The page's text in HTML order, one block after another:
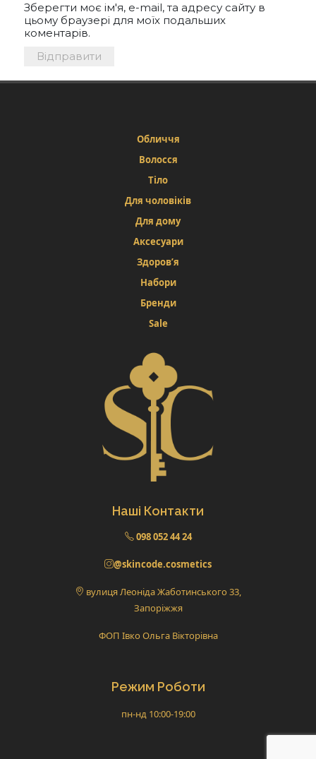
Зберегти моє ім'я, e-mail, та адресу сайту в
цьому браузері для моїх подальших
коментарів.
Обличчя
Волосся
Тіло
Для чоловіків
Для дому
Аксесуари
Здоров’я
Набори
Бренди
Sale
Наші Контакти
098 052 44 24
@skincode.cosmetics
вулиця Леоніда Жаботинського 33,
Запоріжжя
ФОП Івко Ольга Вікторівна
Режим Роботи
пн-нд 10:00-19:00